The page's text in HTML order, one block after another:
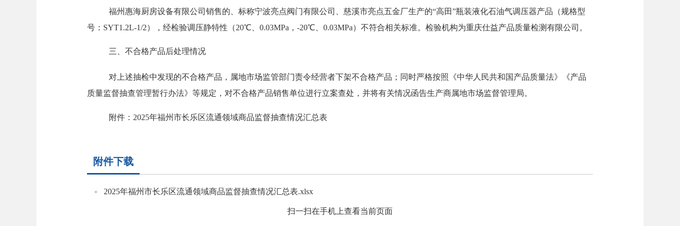
福州惠海厨房设备有限公司销售的、标称宁波亮点阀门有限公司、慈溪市亮点五金厂生产的“高田”瓶装液化石油气调压器产品（规格型
号：SYT1.2L-1/2），经检验调压静特性（20℃、0.03MPa，-20℃、0.03MPa）不符合相关标准。检验机构为重庆仕益产品质量检测有限公司。
三、不合格产品后处理情况
对上述抽检中发现的不合格产品，属地市场监管部门责令经营者下架不合格产品；同时严格按照《中华人民共和国产品质量法》《产品
质量监督抽查管理暂行办法》等规定，对不合格产品销售单位进行立案查处，并将有关情况函告生产商属地市场监督管理局。
附件： 2025年福州市长乐区流通领域商品监督抽查情况汇总表
附件下载
2025年福州市长乐区流通领域商品监督抽查情况汇总表.xlsx
扫一扫在手机上查看当前页面